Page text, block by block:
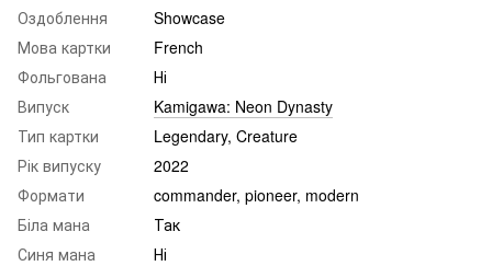
Оздоблення
Showcase
Мова картки
French
Фольгована
Ні
Випуск
Kamigawa: Neon Dynasty
Тип картки
Legendary, Creature
Рік випуску
2022
Формати
commander, pioneer, modern
Біла мана
Так
Синя мана
Ні